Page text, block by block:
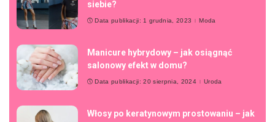
siebie?
Data publikacji: 1 grudnia, 2023 Moda
Manicure hybrydowy – jak osiągnąć
salonowy efekt w domu?
Data publikacji: 20 sierpnia, 2024 Uroda
Włosy po keratynowym prostowaniu – jak